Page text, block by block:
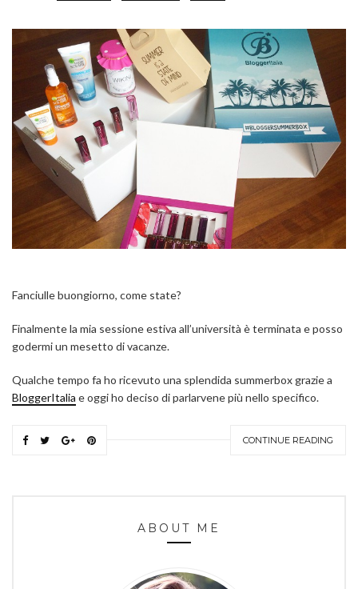
Fanciulle buongiorno, come state?
Finalmente la mia sessione estiva all’università è terminata e posso
godermi un mesetto di vacanze.
Qualche tempo fa ho ricevuto una splendida summerbox grazie a
BloggerItalia e oggi ho deciso di parlarvene più nello specifico.
CONTINUE READING
ABOUT ME